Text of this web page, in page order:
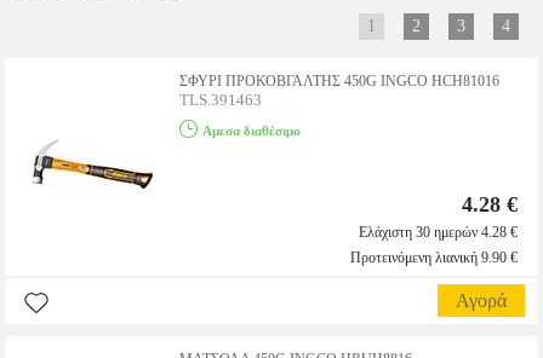
1 2 3 4
ΣΦΥΡΙ ΠΡΟΚΟΒΓΑΛΤΗΣ 450G INGCO HCH81016
TLS.391463
Αμεσα διαθέσιμο
4.28 €
Ελάχιστη 30 ημερών 4.28 €
Προτεινόμενη λιανική 9.90 €
Αγορά